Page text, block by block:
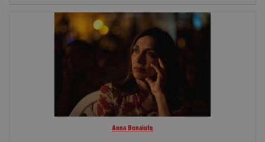
Anna Bonaiuto